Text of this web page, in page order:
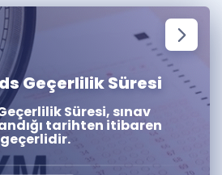
Hatırlamıyorum
GİRİŞ YAP
ÜYE DEĞİLİM
Şu An Boş.
hazırlayacak onlarca eğitim seni
bekliyor!
Geçerlilik Süresi
Süresi, sınav
tarihten itibaren
geçerlidir.